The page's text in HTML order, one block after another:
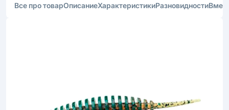
Все про товарОписаниеХарактеристикиРазновидности